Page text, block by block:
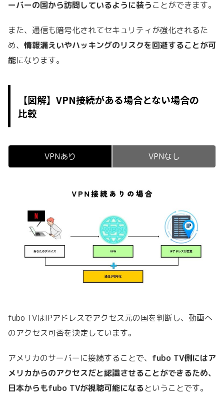
ーバーの国から訪問しているように装うことができます。
また、通信も暗号化されてセキュリティが強化されるた
め、 情報漏えいやハッキングのリスクを回避することが可
能になります。
【図解】VPN接続がある場合とない場合の
比較
VPNあり VPNなし
fubo TVはIPアドレスでアクセス元の国を判断し、動画へ
のアクセス可否を決定しています。
アメリカのサーバーに接続することで、 fubo TV側にはア
メリカからのアクセスだと認識させることができるため、
日本からもfubo TVが視聴可能になるということです。